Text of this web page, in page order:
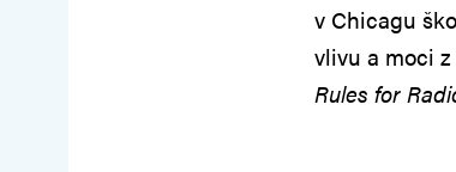
v Chicagu
vlivu a moci
Rules for